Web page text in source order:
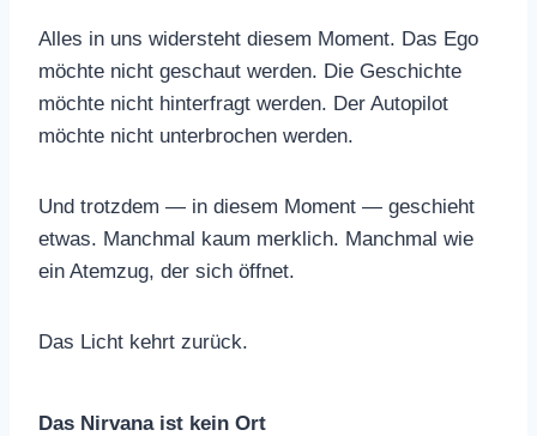
Alles in uns widersteht diesem Moment. Das Ego
möchte nicht geschaut werden. Die Geschichte
möchte nicht hinterfragt werden. Der Autopilot
möchte nicht unterbrochen werden.
Und trotzdem — in diesem Moment — geschieht
etwas. Manchmal kaum merklich. Manchmal wie
ein Atemzug, der sich öffnet.
Das Licht kehrt zurück.
Das Nirvana ist kein Ort